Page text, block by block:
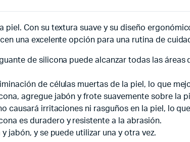
Con su textura suave y su diseño
una excelente opción para una rutina de
de silicona puede alcanzar todas las
de células muertas de la piel, lo que
agregue jabón y frote suavemente sobre la
causará irritaciones ni rasguños en la piel, lo
es duradero y resistente a la abrasión.
jabón, y se puede utilizar una y otra vez.